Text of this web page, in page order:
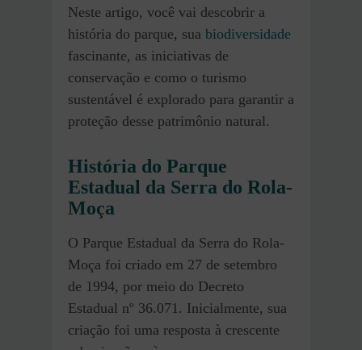
Neste artigo, você vai descobrir a
história do parque, sua biodiversidade
fascinante, as iniciativas de
conservação e como o turismo
sustentável é explorado para garantir a
proteção desse patrimônio natural.
História do Parque
Estadual da Serra do Rola-
Moça
O Parque Estadual da Serra do Rola-
Moça foi criado em 27 de setembro
de 1994, por meio do Decreto
Estadual nº 36.071. Inicialmente, sua
criação foi uma resposta à crescente